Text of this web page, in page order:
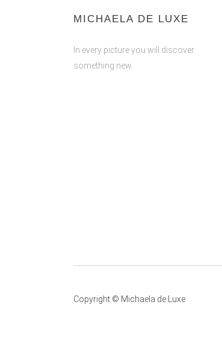
MICHAELA DE LUXE
In every picture you will discover
something new.
Copyright © Michaela de Luxe